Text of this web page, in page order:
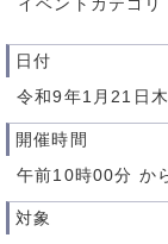
イベントカテゴリ
日付
令和9年1月21日木
開催時間
午前10時00分 か
対象